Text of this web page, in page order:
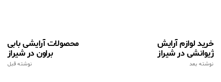
محصولات آرایشی بابی
براون در شیراز
نوشته قبل
خرید لوازم آرایش
ژیوانشی در شیراز
نوشته بعد